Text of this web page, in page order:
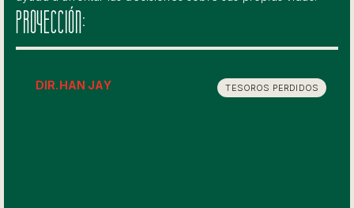
PROYECCIÓN:
DIR.HAN JAY TESOROS PERDIDOS